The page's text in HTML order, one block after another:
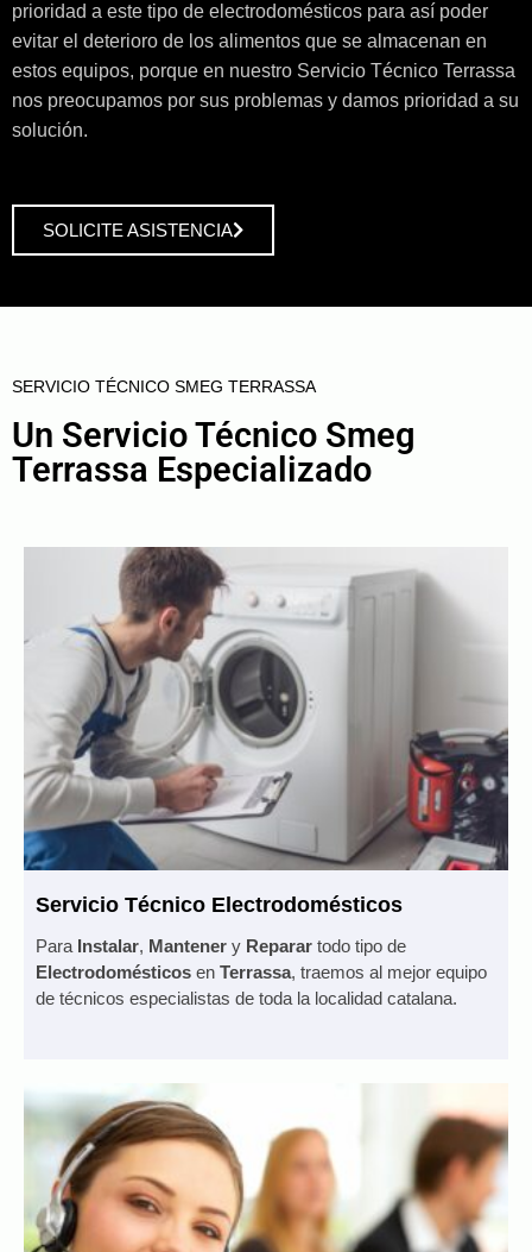
prioridad a este tipo de electrodomésticos para así poder
evitar el deterioro de los alimentos que se almacenan en
estos equipos, porque en nuestro Servicio Técnico Terrassa
nos preocupamos por sus problemas y damos prioridad a su
solución.
SOLICITE ASISTENCIA
SERVICIO TÉCNICO SMEG TERRASSA
Un Servicio Técnico Smeg
Terrassa Especializado
Servicio Técnico Electrodomésticos
Para Instalar, Mantener y Reparar todo tipo de
Electrodomésticos en Terrassa, traemos al mejor equipo
de técnicos especialistas de toda la localidad catalana.